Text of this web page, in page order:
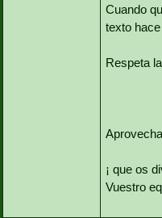
Cuando
texto
Respeta
¡ que os
Vuestro